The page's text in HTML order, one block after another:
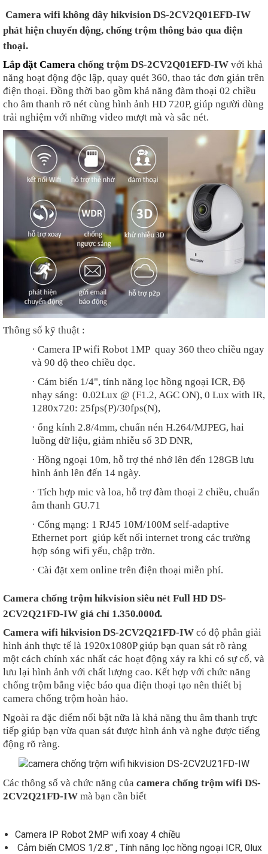
Camera wifi không dây hikvision DS-2CV2Q01EFD-IW
phát hiện chuyển động, chống trộm thông báo qua điện
thoại.
Lắp đặt Camera chống trộm DS-2CV2Q01EFD-IW với khả
năng hoạt động độc lập, quay quét 360, thao tác đơn giản trên
điện thoại. Đồng thời bao gồm khả năng đàm thoại 02 chiều
cho âm thanh rõ nét cùng hình ảnh HD 720P, giúp người dùng
trải nghiệm với những video mượt mà và sắc nét.
Thông số kỹ thuật :
· Camera IP wifi Robot 1MP quay 360 theo chiều ngay
và 90 độ theo chiều dọc.
· Cảm biến 1/4", tính năng lọc hồng ngoại ICR, Độ
nhạy sáng: 0.02Lux @ (F1.2, AGC ON), 0 Lux with IR,
1280x720: 25fps(P)/30fps(N),
· ống kính 2.8/4mm, chuẩn nén H.264/MJPEG, hai
luồng dữ liệu, giảm nhiễu số 3D DNR,
· Hồng ngoại 10m, hỗ trợ thẻ nhớ lên đến 128GB lưu
hình ảnh lên đến 14 ngày.
· Tích hợp mic và loa, hỗ trợ đàm thoại 2 chiều, chuẩn
âm thanh GU.71
· Cổng mạng: 1 RJ45 10M/100M self-adaptive
Ethernet port giúp kết nối internet trong các trường
hợp sóng wifi yếu, chập trờn.
· Cài đặt xem online trên điện thoại miễn phí.
Camera chống trộm hikvision siêu nét Full HD DS-
2CV2Q21FD-IW giá chỉ 1.350.000đ.
Camera wifi hikvision DS-2CV2Q21FD-IW có độ phân giải
hình ảnh thực tế là 1920x1080P giúp bạn quan sát rõ ràng
một cách chính xác nhất các hoạt động xảy ra khi có sự cố, và
lưu lại hình ảnh với chất lượng cao. Kết hợp với chức năng
chống trộm bằng việc báo qua điện thoại tạo nên thiết bị
camera chống trộm hoàn hảo.
Ngoài ra đặc điểm nổi bật nữa là khả năng thu âm thanh trực
tiếp giúp bạn vừa quan sát được hình ảnh và nghe được tiếng
động rõ ràng.
Các thông số và chức năng của camera chống trộm wifi DS-
2CV2Q21FD-IW mà bạn cần biết
Camera IP Robot 2MP wifi xoay 4 chiều
Cảm biến CMOS 1/2.8" , Tính năng lọc hồng ngoại ICR, 0lux